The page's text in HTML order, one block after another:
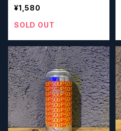
N
¥1,580
SOLD OUT